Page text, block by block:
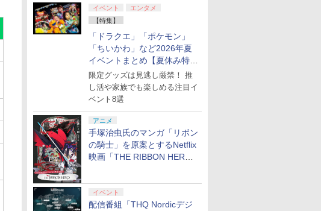
イベント
エンタメ
【特集】
「ドラクエ」「ポケモン」
「ちいかわ」など2026年夏
イベントまとめ【夏休み特
集】
限定グッズは見逃し厳禁！ 推
し活や家族でも楽しめる注目イ
ベント8選
アニメ
手塚治虫氏のマンガ「リボン
の騎士」を原案とするNetflix
映画「THE RIBBON HERO
イベント
配信番組「THQ Nordicデジ